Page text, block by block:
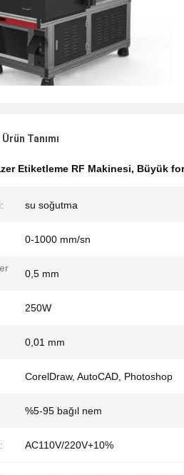
Ürün Tanımı
Etiketleme RF Makinesi, Büyük
su soğutma
0-1000 mm/sn
0,5 mm
250W
0,01 mm
CorelDraw, AutoCAD, Photoshop
%5-95 bağıl nem
AC110V/220V+10%